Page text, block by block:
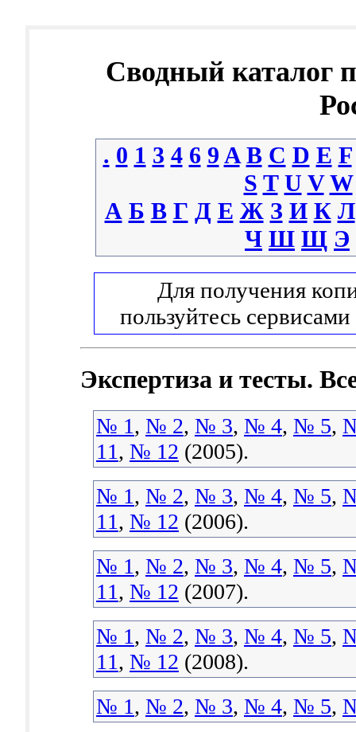
Сводный каталог
. 0 1 3 4 6 9 A B C D E F
S T U V W
А Б В Г Д Е Ж З И К Л
Ч Ш Щ Э
Для получения
пользуйтесь сервисами
Экспертиза и тесты.
№ 1, № 2, № 3, № 4, № 5,
11, № 12 (2005).
№ 1, № 2, № 3, № 4, № 5,
11, № 12 (2006).
№ 1, № 2, № 3, № 4, № 5,
11, № 12 (2007).
№ 1, № 2, № 3, № 4, № 5,
11, № 12 (2008).
№ 1, № 2, № 3, № 4, № 5,